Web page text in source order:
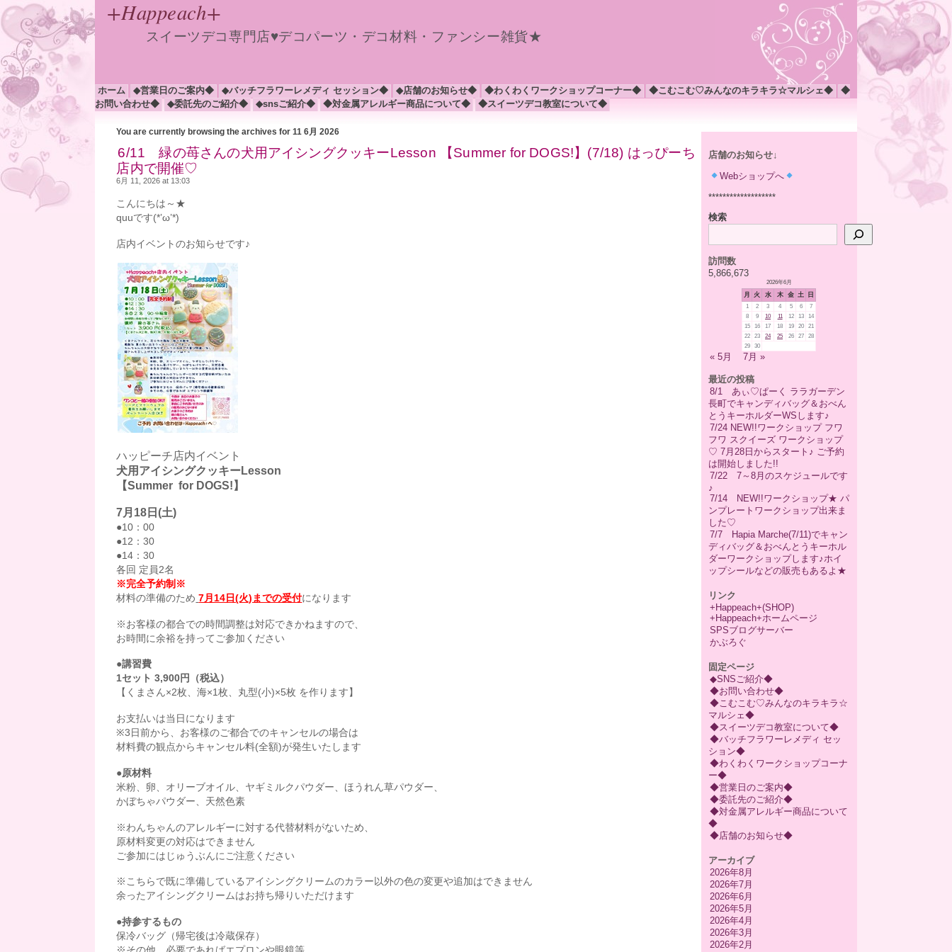
+Happeach+
スイーツデコ専門店♥デコパーツ・デコ材料・ファンシー雑貨★
ホーム ◆営業日のご案内◆ ◆バッチフラワーレメディ セッション◆ ◆店舗のお知らせ◆ ◆わくわくワークショップコーナー◆ ◆こむこむ♡みんなのキラキラ☆マルシェ◆
◆
お問い合わせ◆
◆委託先のご紹介◆ ◆snsご紹介◆ ◆対金属アレルギー商品について◆ ◆スイーツデコ教室について◆
店舗のお知らせ↓
Webショップへ
*******************
検索
訪問数
5,866,673
2026年6月
月 火 水 木 金 土 日
1 2 3 4 5 6
7
8
9 10 11 12 13
14
15
16 17 18 19 20
21
22
23 24 25 26 27
28
29
30
« 5月 7月 »
最近の投稿
8/1 あぃ♡ぱーく ララガーデン
長町でキャンディバッグ＆おべん
とうキーホルダーWSします♪
7/24 NEW!!ワークショップ フワ
フワ スクイーズ ワークショップ
♡ 7月28日からスタート♪ ご予約
は開始しました!!
7/22 7～8月のスケジュールです
♪
7/14 NEW!!ワークショップ★ パ
ンプレートワークショップ出来ま
した♡
7/7 Hapia Marche(7/11)でキャン
ディバッグ＆おべんとうキーホル
ダーワークショップします♪ホイ
ップシールなどの販売もあるよ★
リンク
+Happeach+(SHOP)
+Happeach+ホームページ
SPSブログサーバー
かぶろぐ
固定ページ
◆SNSご紹介◆
◆お問い合わせ◆
◆こむこむ♡みんなのキラキラ☆
マルシェ◆
◆スイーツデコ教室について◆
◆バッチフラワーレメディ セッ
ション◆
◆わくわくワークショップコーナ
ー◆
◆営業日のご案内◆
◆委託先のご紹介◆
◆対金属アレルギー商品について
◆
◆店舗のお知らせ◆
アーカイブ
2026年8月
2026年7月
2026年6月
2026年5月
2026年4月
2026年3月
2026年2月
You are currently browsing the archives for 11 6月 2026
6/11 緑の苺さんの犬用アイシングクッキーLesson 【Summer for DOGS!】(7/18) はっぴーち
店内で開催♡
6月 11, 2026 at 13:03
こんにちは～★
quuです(*’ω’*)
店内イベントのお知らせです♪
ハッピーチ店内イベント
犬用アイシングクッキーLesson
【Summer for DOGS!】
7月18日(土)
●10：00
●12：30
●14：30
各回 定員2名
※完全予約制※
材料の準備のため 7月14日(火)までの受付になります
※お客様の都合での時間調整は対応できかねますので、
お時間に余裕を持ってご参加ください
●講習費
1セット 3,900円（税込）
【くまさん×2枚、海×1枚、丸型(小)×5枚 を作ります】
お支払いは当日になります
※3日前から、お客様のご都合でのキャンセルの場合は
材料費の観点からキャンセル料(全額)が発生いたします
●原材料
米粉、卵、オリーブオイル、ヤギミルクパウダー、ほうれん草パウダー、
かぼちゃパウダー、天然色素
※わんちゃんのアレルギーに対する代替材料がないため、
原材料変更の対応はできません
ご参加にはじゅうぶんにご注意ください
※こちらで既に準備しているアイシングクリームのカラー以外の色の変更や追加はできません
余ったアイシングクリームはお持ち帰りいただけます
●持参するもの
保冷バッグ（帰宅後は冷蔵保存）